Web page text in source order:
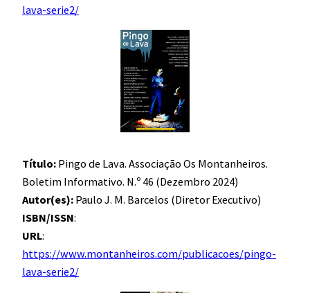
lava-serie2/
Título: Pingo de Lava. Associação Os Montanheiros.
Boletim Informativo. N.º 46 (Dezembro 2024)
Autor(es): Paulo J. M. Barcelos (Diretor Executivo)
ISBN/ISSN:
URL:
https://www.montanheiros.com/publicacoes/pingo-
lava-serie2/